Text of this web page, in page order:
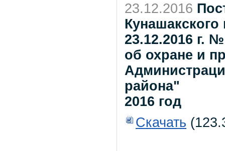
23.12.2016
23.12.2016 г.
об охране и
района"
2016 год
Скачать